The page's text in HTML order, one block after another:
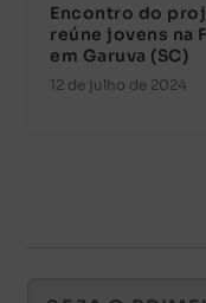
Encontro do
reúne jovens na
em Garuva (SC)
12 de julho de 2024